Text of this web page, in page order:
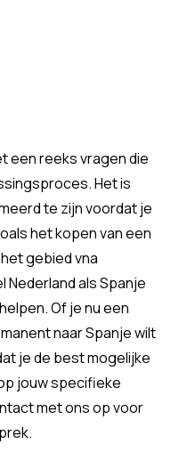
een reeks vragen die
Het is
te zijn voordat je
het kopen van een
gebied vna
Nederland als Spanje
Of je nu een
naar Spanje wilt
je de best mogelijke
jouw specifieke
met ons op voor